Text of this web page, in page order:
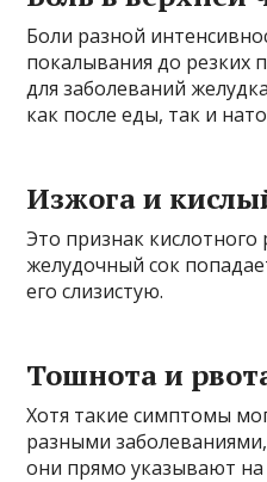
Боли разной
покалывания до резких
для заболеваний
как после еды, так и
Изжога и
Это признак кислотного
желудочный сок
его слизистую.
Тошнота и
Хотя такие симптомы
разными
они прямо указывают